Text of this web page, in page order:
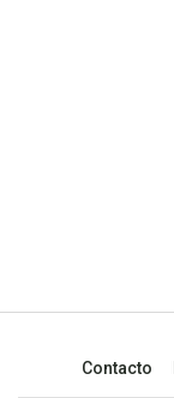
Contacto